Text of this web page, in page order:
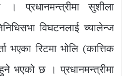
। प्रधानमन्त्रीमा सुशीला
विघटनलाई च्यालेन्ज
भएका रिटमा भोलि (कात्तिक
भएको छ । प्रधानमन्त्रीमा